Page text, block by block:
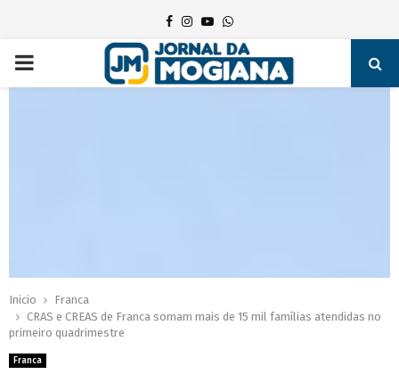
Facebook
Instagram
YoutubeWhatsapp
PRIMARY
Inicio
Franca
CRAS e CREAS de Franca somam mais de 15 mil famílias atendidas no
primeiro quadrimestre
Franca